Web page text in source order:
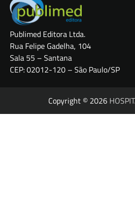
Publimed Editora Ltda.
Rua Felipe Gadelha, 104
Sala 55 – Santana
CEP: 02012-120 – São Paulo/SP
Copyright © 2026